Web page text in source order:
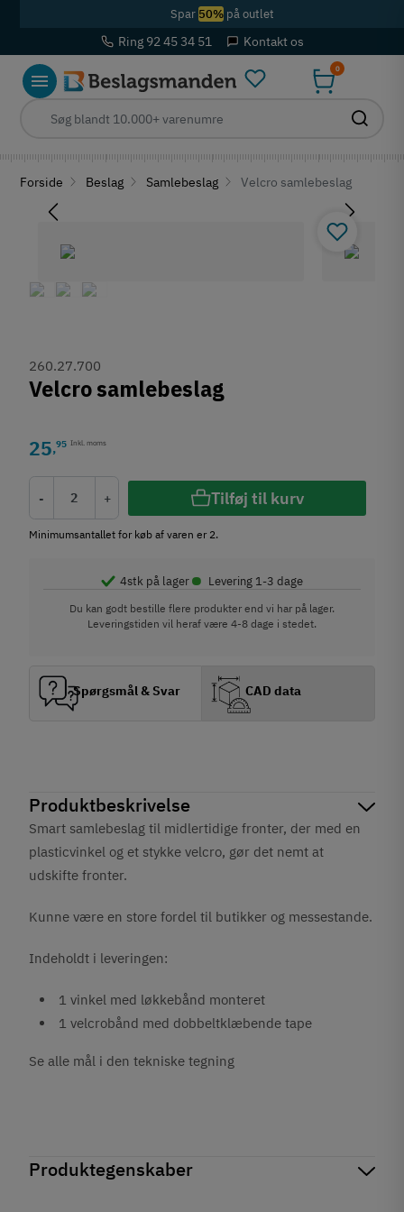
Spar 50%på outlet
Ring 92 45 34 51 Kontakt os
0
Forside Beslag Samlebeslag Velcro samlebeslag
Produktbeskrivelse
Smart samlebeslag til midlertidige fronter, der med en
plasticvinkel og et stykke velcro, gør det nemt at
udskifte fronter.
Kunne være en store fordel til butikker og messestande.
Indeholdt i leveringen:
1 vinkel med løkkebånd monteret
1 velcrobånd med dobbeltklæbende tape
Se alle mål i den tekniske tegning
Produktegenskaber
260.27.700
Velcro samlebeslag
25,95 Inkl. moms
- + Tilføj til kurv
Minimumsantallet for køb af varen er 2.
4stk på lager• Levering 1-3 dage
Du kan godt bestille flere produkter end vi har på lager.
Leveringstiden vil heraf være 4-8 dage i stedet.
Spørgsmål & Svar CAD data